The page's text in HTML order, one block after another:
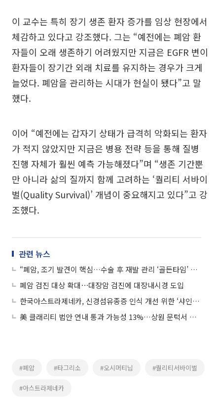
이 교수는 특히 장기 생존 환자 증가를 임상 현장에서
체감하고 있다고 강조했다. 그는 “예전에는 폐암 환
자들이 오래 생존하기 어려웠지만 지금은 EGFR 변이
환자들이 장기간 외래 치료를 유지하는 경우가 크게
늘었다. 폐암을 관리하는 시대가 현실이 됐다”고 말
했다.
이어 “예전에는 갑자기 상태가 급격히 악화되는 환자
가 적지 않았지만 지금은 병용 전략 등을 통해 질병
진행 자체가 훨씬 예측 가능해졌다”며 “생존 기간뿐
만 아니라 삶의 질까지 함께 고려하는 ‘퀄리티 서바이
벌(Quality Survival)’ 개념이 중요해지고 있다”고 강
조했다.
관련 뉴스
“폐암, 조기 발견이 핵심…수술 후 재발 관리 ‘골든타임’ 중요”
폐암 검진 대상 확대⋯대장암 검진에 대장내시경 도입
한국아스트라제네카, 신경섬유종증 인식 개선 위한 ‘샤인런 마라톤’ 후원
美 클래리티 법안 연내 통과 가능성 13%…상원 문턱서 제동
#폐암 #타그리소 #오시머티닙 #퀄리티서바이벌
#아스트라제네카